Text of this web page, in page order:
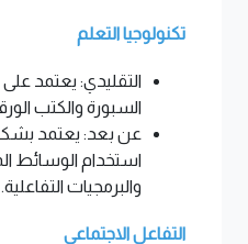
تكنولوجيا التعلم
التقليدي: يعتمد
السبورة والكتب
عن بعد: يعتمد بشكل
استخدام الوسائط
والبرمجيات التفاعلية.
التفاعل الاجتماعي